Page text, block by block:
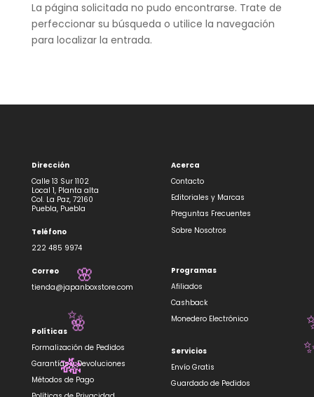
La página solicitada no pudo encontrarse. Trate de
perfeccionar su búsqueda o utilice la navegación
para localizar la entrada.
Dirección
Calle 13 Sur 1102
Local 1, Planta alta
Col. La Paz, 72160
Puebla, Puebla
Teléfono
222 485 9974
Correo
tienda@japanboxstore.com
Políticas
Formalización de Pedidos
Garantías y Devoluciones
Métodos de Pago
Acerca
Contacto
Editoriales y Marcas
Preguntas Frecuentes
Sobre Nosotros
Programas
Afiliados
Cashback
Monedero Electrónico
Servicios
Envío Gratis
Guardado de Pedidos
🌸
✨
🎋
🌸